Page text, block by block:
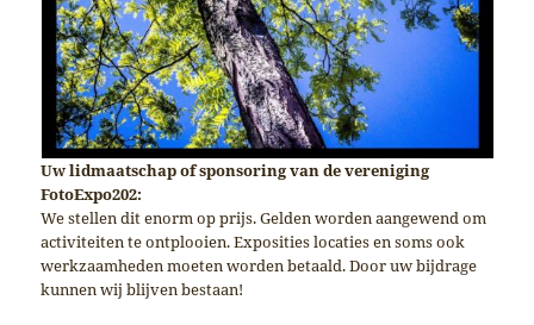
Uw lidmaatschap of sponsoring van de vereniging
FotoExpo202:
We stellen dit enorm op prijs. Gelden worden aangewend om
activiteiten te ontplooien. Exposities locaties en soms ook
werkzaamheden moeten worden betaald. Door uw bijdrage
kunnen wij blijven bestaan!